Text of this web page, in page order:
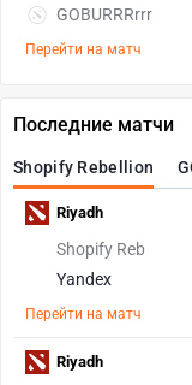
GOBURRRrrr
Перейти на матч
Последние матчи
Shopify Rebellion
Shopify Reb
Yandex
Перейти на матч
Riyadh
Riyadh